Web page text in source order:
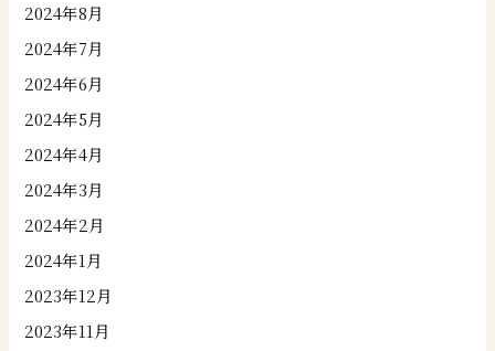
2024年8月
2024年7月
2024年6月
2024年5月
2024年4月
2024年3月
2024年2月
2024年1月
2023年12月
2023年11月